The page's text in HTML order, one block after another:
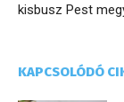
kisbusz Pest
KAPCSOLÓDÓ